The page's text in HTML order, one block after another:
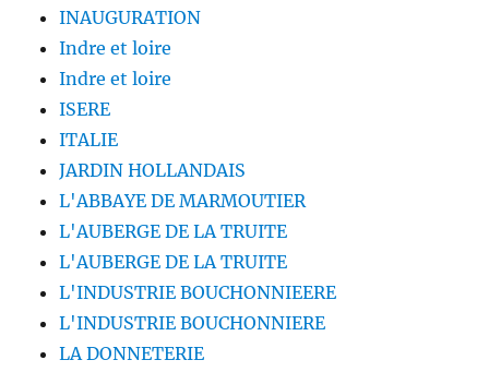
INAUGURATION
Indre et loire
Indre et loire
ISERE
ITALIE
JARDIN HOLLANDAIS
L'ABBAYE DE MARMOUTIER
L'AUBERGE DE LA TRUITE
L'AUBERGE DE LA TRUITE
L'INDUSTRIE BOUCHONNIEERE
L'INDUSTRIE BOUCHONNIERE
LA DONNETERIE